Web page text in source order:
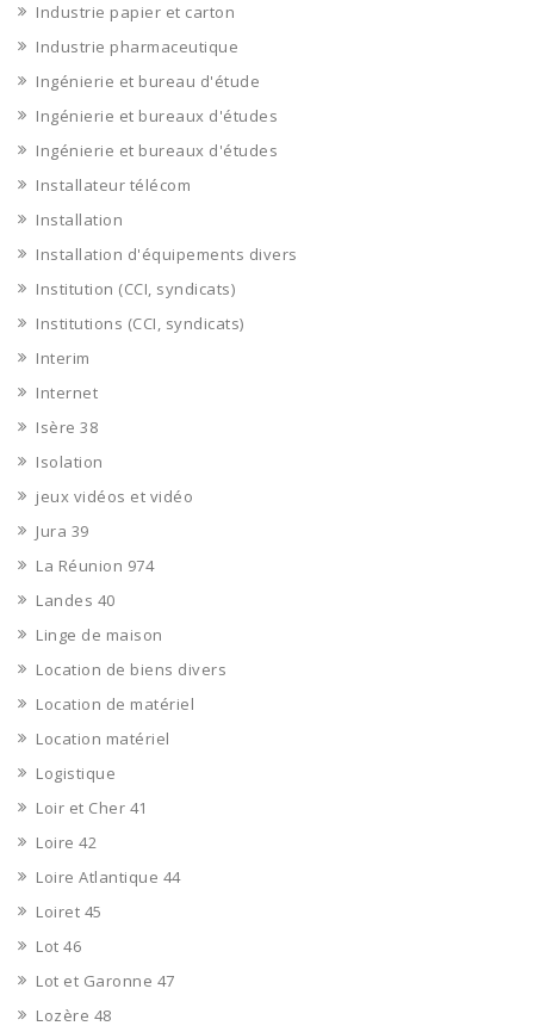
Industrie papier et carton
Industrie pharmaceutique
Ingénierie et bureau d'étude
Ingénierie et bureaux d'études
Ingénierie et bureaux d'études
Installateur télécom
Installation
Installation d'équipements divers
Institution (CCI, syndicats)
Institutions (CCI, syndicats)
Interim
Internet
Isère 38
Isolation
jeux vidéos et vidéo
Jura 39
La Réunion 974
Landes 40
Linge de maison
Location de biens divers
Location de matériel
Location matériel
Logistique
Loir et Cher 41
Loire 42
Loire Atlantique 44
Loiret 45
Lot 46
Lot et Garonne 47
Lozère 48